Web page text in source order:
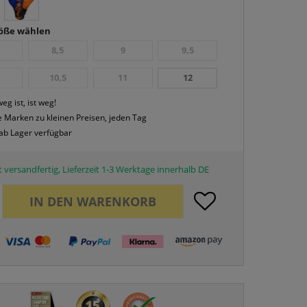
wählen
8,5 9 9,5
10,5 11 12
ist, ist weg!
Marken zu kleinen Preisen, jeden Tag
Lager verfügbar
versandfertig, Lieferzeit 1-3 Werktage innerhalb DE
IN DEN WARENKORB